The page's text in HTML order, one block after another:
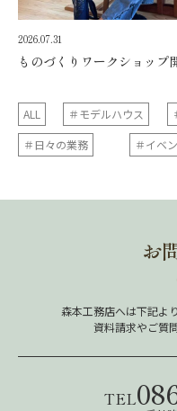
2026.07.31
ものづくりワークショップ
ALL ＃モデルハウス
＃日々の業務
＃イベ
お
森本工務店へは下記よ
資料請求やご質
TEL